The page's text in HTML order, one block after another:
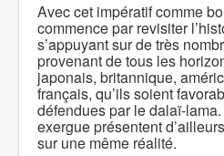
Avec cet impératif comme
commence par revisiter
s’appuyant sur de très
provenant de tous les
japonais, britannique,
français, qu’ils soient
défendues par le dalaï-
exergue présentent
sur une même réalité.